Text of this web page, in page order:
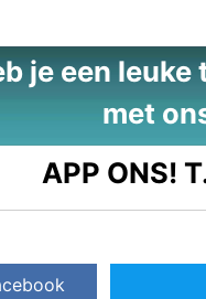
je een
met
APP ONS!